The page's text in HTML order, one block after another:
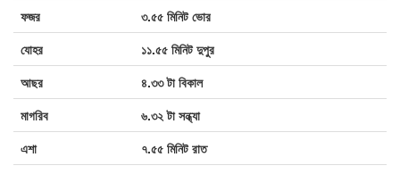
রাশিয়ার দুটি তেল শোধনাগারে ইউক্রেনের ড্রোন
হামলা
ফজর
৩.৫৫ মিনিট ভোর
যোহর
১১.৫৫ মিনিট দুপুর
আছর
৪.৩৩ টা বিকাল
মাগরিব
৬.৩২ টা সন্ধ্যা
এশা
৭.৫৫ মিনিট রাত